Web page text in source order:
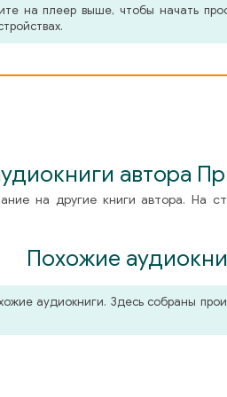
на плеер выше, чтобы начать
автора
на другие книги автора. На
Похожие
аудиокниги. Здесь собраны